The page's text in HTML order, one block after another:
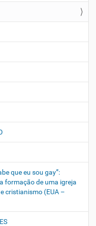
que eu sou gay”:
formação de uma igreja
cristianismo (EUA –